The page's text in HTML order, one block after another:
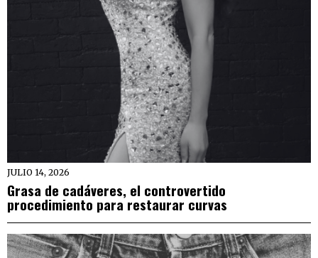
JULIO 14, 2026
Grasa de cadáveres, el controvertido
procedimiento para restaurar curvas